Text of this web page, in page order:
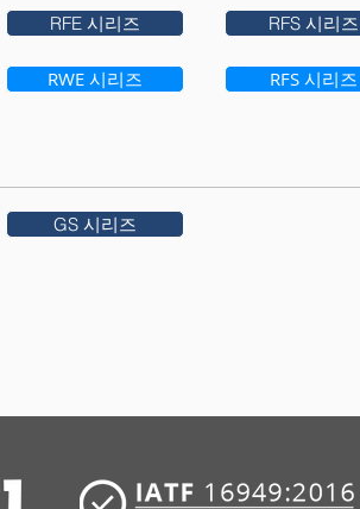
RFE 시리즈
RWE 시리즈
RFS 시리즈
RFS 시리즈
GS 시리즈